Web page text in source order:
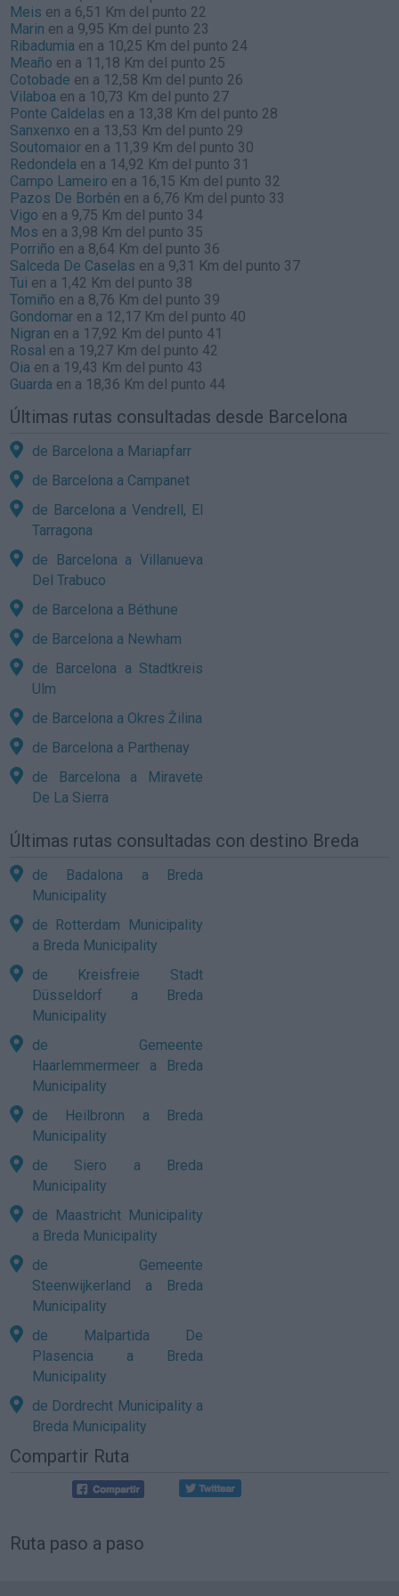
Meis en a 6,51 Km del punto 22
Marin en a 9,95 Km del punto 23
Ribadumia en a 10,25 Km del punto 24
Meaño en a 11,18 Km del punto 25
Cotobade en a 12,58 Km del punto 26
Vilaboa en a 10,73 Km del punto 27
Ponte Caldelas en a 13,38 Km del punto 28
Sanxenxo en a 13,53 Km del punto 29
Soutomaior en a 11,39 Km del punto 30
Redondela en a 14,92 Km del punto 31
Campo Lameiro en a 16,15 Km del punto 32
Pazos De Borbén en a 6,76 Km del punto 33
Vigo en a 9,75 Km del punto 34
Mos en a 3,98 Km del punto 35
Porriño en a 8,64 Km del punto 36
Salceda De Caselas en a 9,31 Km del punto 37
Tui en a 1,42 Km del punto 38
Tomiño en a 8,76 Km del punto 39
Gondomar en a 12,17 Km del punto 40
Nigran en a 17,92 Km del punto 41
Rosal en a 19,27 Km del punto 42
Oia en a 19,43 Km del punto 43
Guarda en a 18,36 Km del punto 44
Últimas rutas consultadas desde Barcelona
de Barcelona a Mariapfarr
de Barcelona a Campanet
de Barcelona a Vendrell, El
Tarragona
de Barcelona a Villanueva
Del Trabuco
de Barcelona a Béthune
de Barcelona a Newham
de Barcelona a Stadtkreis
Ulm
de Barcelona a Okres Žilina
de Barcelona a Parthenay
de Barcelona a Miravete
De La Sierra
Últimas rutas consultadas con destino Breda
de Badalona a Breda
Municipality
de Rotterdam Municipality
a Breda Municipality
de Kreisfreie Stadt
Düsseldorf a Breda
Municipality
de Gemeente
Haarlemmermeer a Breda
Municipality
de Heilbronn a Breda
Municipality
de Siero a Breda
Municipality
de Maastricht Municipality
a Breda Municipality
de Gemeente
Steenwijkerland a Breda
Municipality
de Malpartida De
Plasencia a Breda
Municipality
de Dordrecht Municipality a
Breda Municipality
Compartir Ruta
Ruta paso a paso